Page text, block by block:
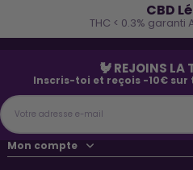
CBD
THC < 0.3%
🐓 REJOINS LA
Inscris-toi et reçois -10€
Mon compte